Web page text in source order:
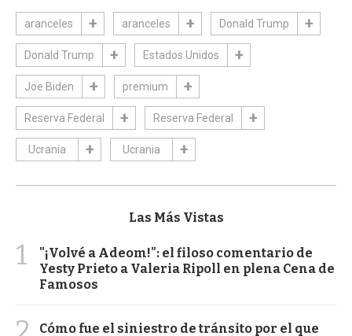
aranceles aranceles Donald Trump
Donald Trump Estados Unidos
Joe Biden premium
Reserva Federal Reserva Federal
Ucrania Ucrania
Las Más Vistas
1
"¡Volvé a Adeom!": el filoso comentario de
Yesty Prieto a Valeria Ripoll en plena Cena de
Famosos
Cómo fue el siniestro de tránsito por el que